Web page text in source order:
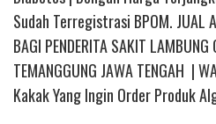
Sudah Terregistrasi BPOM. JUAL
BAGI PENDERITA SAKIT
TEMANGGUNG JAWA TENGAH |
Kakak Yang Ingin Order Produk